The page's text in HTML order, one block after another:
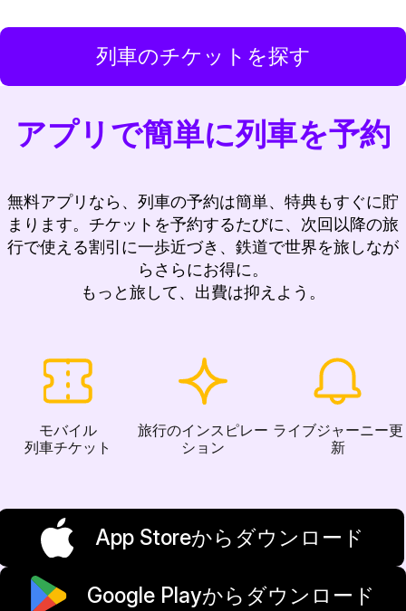
列車のチケットを探す
アプリで簡単に列車を予約
無料アプリなら、列車の予約は簡単、特典もすぐに貯
まります。チケットを予約するたびに、次回以降の旅
行で使える割引に一歩近づき、鉄道で世界を旅しなが
らさらにお得に。
もっと旅して、出費は抑えよう。
モバイル
列車チケット
旅行のインスピレー
ション
ライブジャーニー更
新
App Storeからダウンロード
Google Playからダウンロード